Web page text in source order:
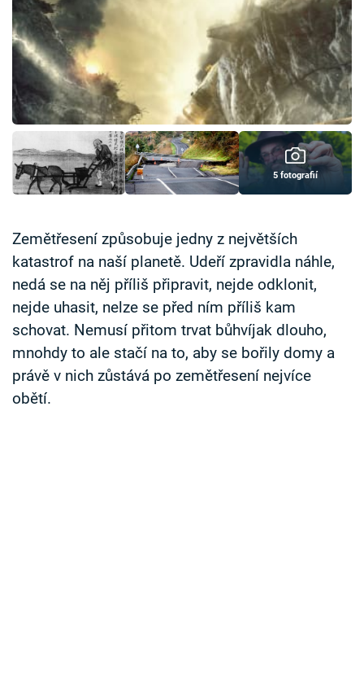
TV Program
Časopis
Sledujte prima+
Přihlášení
5 fotografií
Zemětřesení způsobuje jedny z největších
katastrof na naší planetě. Udeří zpravidla náhle,
nedá se na něj příliš připravit, nejde odklonit,
nejde uhasit, nelze se před ním příliš kam
schovat. Nemusí přitom trvat bůhvíjak dlouho,
mnohdy to ale stačí na to, aby se bořily domy a
právě v nich zůstává po zemětřesení nejvíce
obětí.